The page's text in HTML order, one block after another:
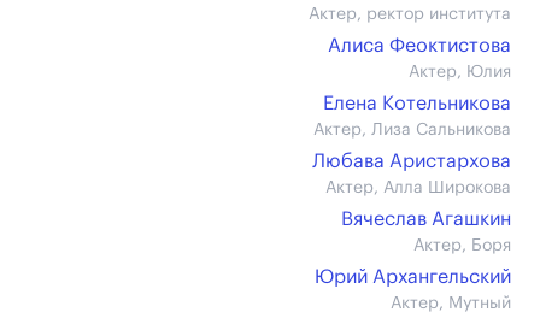
Актер, ректор института
Алиса Феоктистова
Актер, Юлия
Елена Котельникова
Актер, Лиза Сальникова
Любава Аристархова
Актер, Алла Широкова
Вячеслав Агашкин
Актер, Боря
Юрий Архангельский
Актер, Мутный